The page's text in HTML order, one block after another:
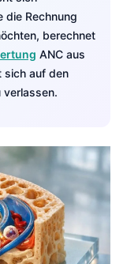
die Rechnung
berechnet
ANC aus
sich auf den
verlassen.